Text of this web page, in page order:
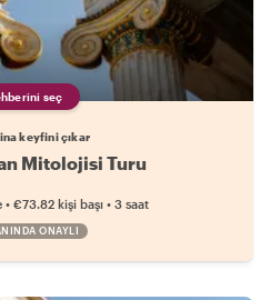
seç
keyfini çıkar
Mitolojisi Turu
• €73.82 kişi başı • 3 saat
ONAYLI